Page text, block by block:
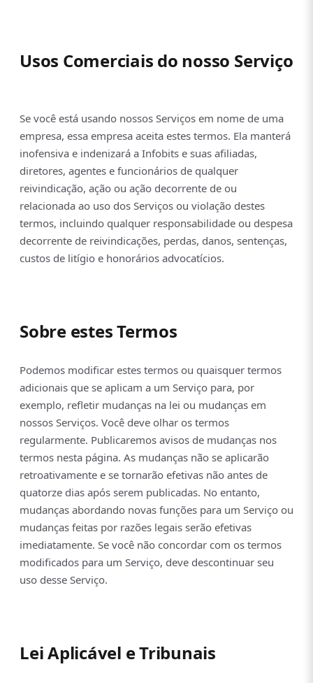
Usos Comerciais do nosso Serviço
Se você está usando nossos Serviços em nome de uma
empresa, essa empresa aceita estes termos. Ela manterá
inofensiva e indenizará a Infobits e suas afiliadas,
diretores, agentes e funcionários de qualquer
reivindicação, ação ou ação decorrente de ou
relacionada ao uso dos Serviços ou violação destes
termos, incluindo qualquer responsabilidade ou despesa
decorrente de reivindicações, perdas, danos, sentenças,
custos de litígio e honorários advocatícios.
Sobre estes Termos
Podemos modificar estes termos ou quaisquer termos
adicionais que se aplicam a um Serviço para, por
exemplo, refletir mudanças na lei ou mudanças em
nossos Serviços. Você deve olhar os termos
regularmente. Publicaremos avisos de mudanças nos
termos nesta página. As mudanças não se aplicarão
retroativamente e se tornarão efetivas não antes de
quatorze dias após serem publicadas. No entanto,
mudanças abordando novas funções para um Serviço ou
mudanças feitas por razões legais serão efetivas
imediatamente. Se você não concordar com os termos
modificados para um Serviço, deve descontinuar seu
uso desse Serviço.
Lei Aplicável e Tribunais